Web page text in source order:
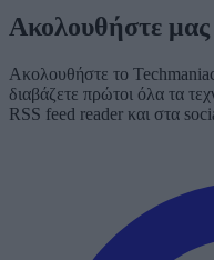
Ακολουθήστε μας
Ακολουθήστε το
διαβάζετε πρώτοι όλα τα
RSS feed reader και στα